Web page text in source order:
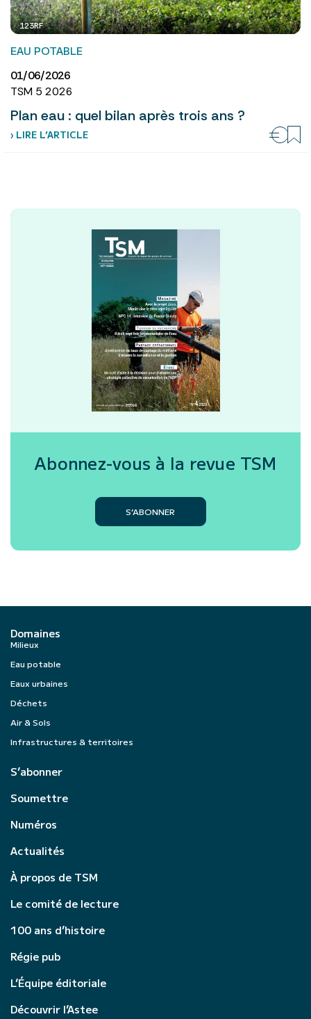
123RF
EAU POTABLE
01/06/2026
TSM 5 2026
Plan eau : quel bilan après trois ans ?
› LIRE L’ARTICLE
Abonnez-vous à la revue TSM
S’ABONNER
Domaines
Milieux
Eau potable
Eaux urbaines
Déchets
Air & Sols
Infrastructures & territoires
S’abonner
Soumettre
Numéros
Actualités
À propos de TSM
Le comité de lecture
100 ans d’histoire
Régie pub
L’Équipe éditoriale
Découvrir l’Astee